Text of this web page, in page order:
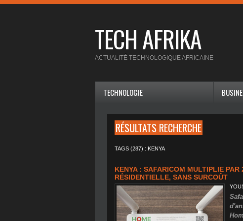
TECH AFRIKA
ACTUALITÉ TECHNOLOGIQUE AFRICAINE
TECHNOLOGIE
RÉSULTATS RECHERCHE
TAGS (287) : KENYA
KENYA : SAFARICOM MULTIPLIE
RÉSIDENTIELLE, SANS SURCOÛT